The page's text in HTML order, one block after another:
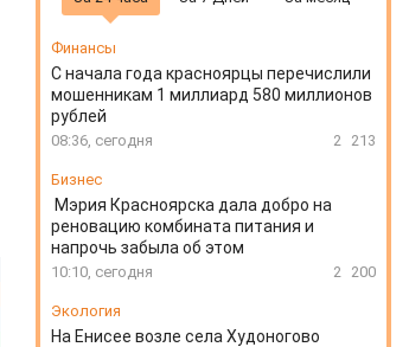
Финансы
С начала года красноярцы перечислили
мошенникам 1 миллиард 580 миллионов
рублей
08:36, сегодня 2 213
Бизнес
Мэрия Красноярска дала добро на
реновацию комбината питания и
напрочь забыла об этом
10:10, сегодня 2 200
Экология
На Енисее возле села Худоногово